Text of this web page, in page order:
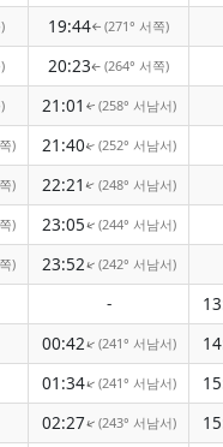
19:44↑(271° 서쪽)
20:23↑(264° 서쪽)
21:01 ↑(258° 서남서)
) 21:40↑(252° 서남서)
) 22:21 ↑(248° 서남서)
) 23:05↑(244° 서남서)
) 23:52↑(242° 서남서)
-
00:42↑(241° 서남서)
01:34↑(241° 서남서)
02:27↑(243° 서남서)